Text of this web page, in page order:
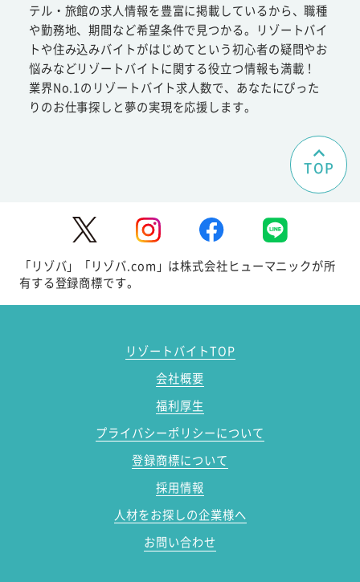
テル・旅館の求人情報を豊富に掲載しているから、職種
や勤務地、期間など希望条件で見つかる。リゾートバイ
トや住み込みバイトがはじめてという初心者の疑問やお
悩みなどリゾートバイトに関する役立つ情報も満載！
業界No.1のリゾートバイト求人数で、あなたにぴった
りのお仕事探しと夢の実現を応援します。
TOP
「リゾバ」「リゾバ.com」は株式会社ヒューマニックが所
有する登録商標です。
リゾートバイトTOP
会社概要
福利厚生
プライバシーポリシーについて
登録商標について
採用情報
人材をお探しの企業様へ
お問い合わせ